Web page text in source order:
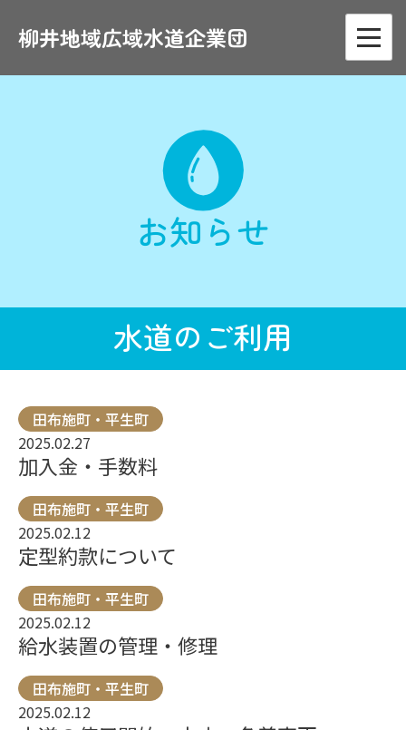
content
柳井地域広域水道企業団
お知らせ
水道のご利用
田布施町・平生町
2025.02.27
加入金・手数料
田布施町・平生町
2025.02.12
定型約款について
田布施町・平生町
2025.02.12
給水装置の管理・修理
田布施町・平生町
2025.02.12